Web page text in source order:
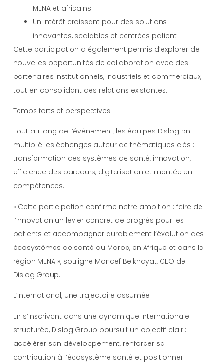
MENA et africains
Un intérêt croissant pour des solutions
innovantes, scalables et centrées patient
Cette participation a également permis d’explorer de
nouvelles opportunités de collaboration avec des
partenaires institutionnels, industriels et commerciaux,
tout en consolidant des relations existantes.
Temps forts et perspectives
Tout au long de l’évènement, les équipes Dislog ont
multiplié les échanges autour de thématiques clés :
transformation des systèmes de santé, innovation,
efficience des parcours, digitalisation et montée en
compétences.
« Cette participation confirme notre ambition : faire de
l’innovation un levier concret de progrès pour les
patients et accompagner durablement l’évolution des
écosystèmes de santé au Maroc, en Afrique et dans la
région MENA », souligne Moncef Belkhayat, CEO de
Dislog Group.
L’international, une trajectoire assumée
En s’inscrivant dans une dynamique internationale
structurée, Dislog Group poursuit un objectif clair :
accélérer son développement, renforcer sa
contribution à l’écosystème santé et positionner